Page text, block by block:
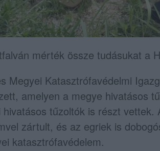
mérték össze tudásukat a
Megyei Katasztrófavédelmi
amelyen a megye hivatásos
hivatásos tűzoltók is részt
zártult, és az egriek is
katasztrófavédelem.